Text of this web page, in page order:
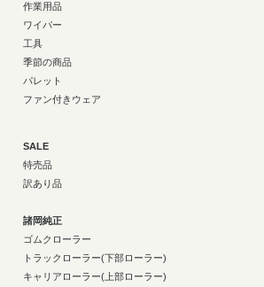
作業用品
ワイパー
工具
季節の商品
パレット
ファン付きウェア
SALE
特売品
訳あり品
諸岡純正
ゴムクローラー
トラックローラー(下部ローラー)
キャリアローラー(上部ローラー)